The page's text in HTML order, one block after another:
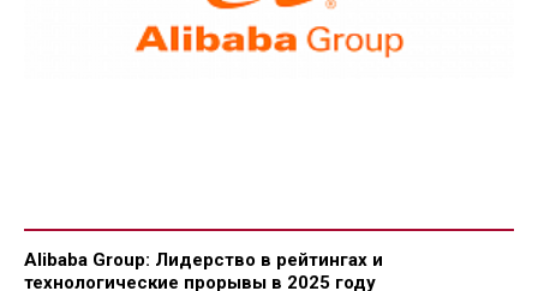
Alibaba Group: Лидерство в рейтингах и
технологические прорывы в 2025 году